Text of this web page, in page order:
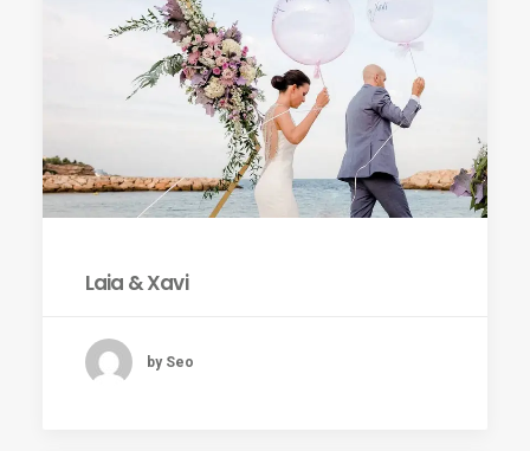
Laia & Xavi
by Seo